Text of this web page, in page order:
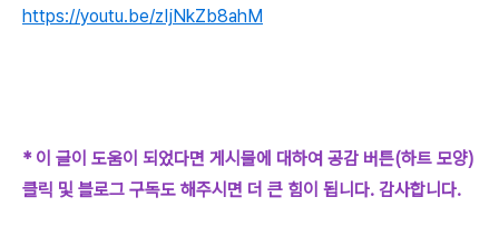
https://youtu.be/zIjNkZb8ahM
* 이 글이 도움이 되었다면 게시물에 대하여 공감 버튼(하트 모양)
클릭 및 블로그 구독도 해주시면 더 큰 힘이 됩니다. 감사합니다.